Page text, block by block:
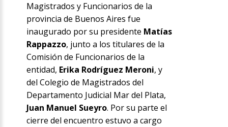
Magistrados y Funcionarios de la
provincia de Buenos Aires fue
inaugurado por su presidente Matías
Rappazzo, junto a los titulares de la
Comisión de Funcionarios de la
entidad, Erika Rodríguez Meroni, y
del Colegio de Magistrados del
Departamento Judicial Mar del Plata,
Juan Manuel Sueyro. Por su parte el
cierre del encuentro estuvo a cargo